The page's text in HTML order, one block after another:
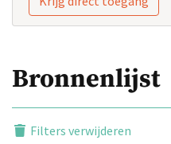
Bronnenlijst
Filters verwijderen